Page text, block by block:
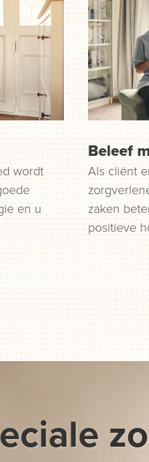
wordt
en u
Beleef
Als cliënt
zaken
positieve